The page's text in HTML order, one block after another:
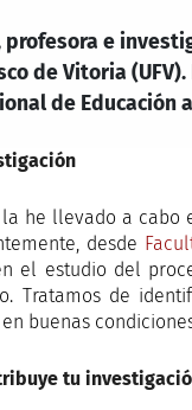
profesora e
de Vitoria
de Educación
la he llevado a cabo
desde
el estudio del
Tratamos de
buenas
tu